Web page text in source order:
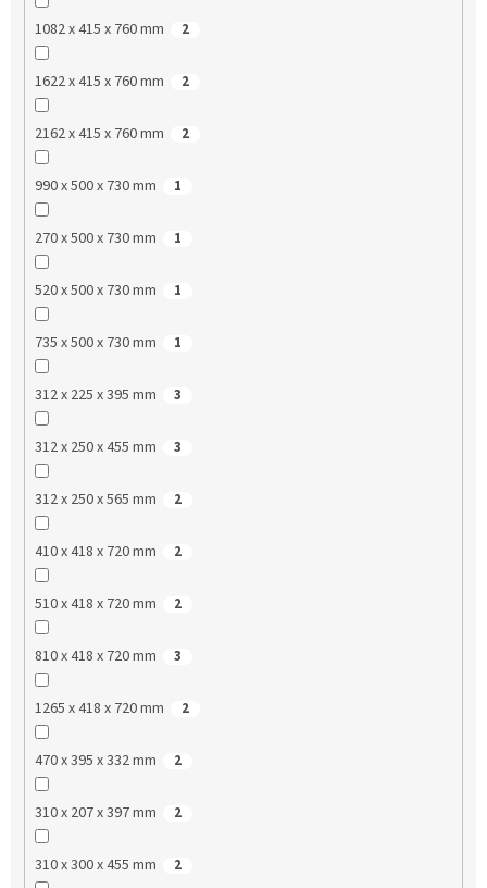
1082 x 415 x 760 mm 2
1622 x 415 x 760 mm 2
2162 x 415 x 760 mm 2
990 x 500 x 730 mm 1
270 x 500 x 730 mm 1
520 x 500 x 730 mm 1
735 x 500 x 730 mm 1
312 x 225 x 395 mm 3
312 x 250 x 455 mm 3
312 x 250 x 565 mm 2
410 x 418 x 720 mm 2
510 x 418 x 720 mm 2
810 x 418 x 720 mm 3
1265 x 418 x 720 mm 2
470 x 395 x 332 mm 2
310 x 207 x 397 mm 2
310 x 300 x 455 mm 2